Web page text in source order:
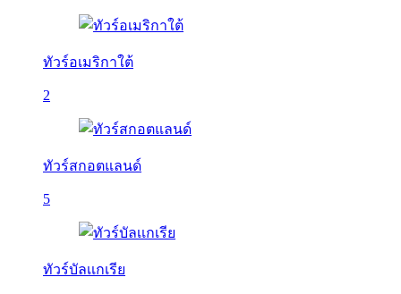
ทัวร์อเมริกาใต้
2
ทัวร์สกอตแลนด์
5
ทัวร์บัลเเกเรีย